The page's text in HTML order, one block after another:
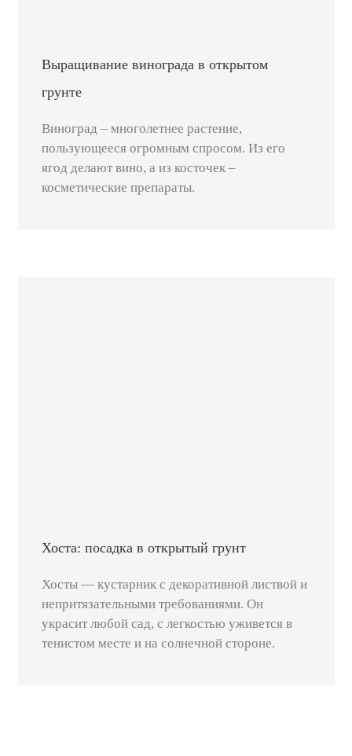
Выращивание винограда в открытом
грунте
Виноград – многолетнее растение,
пользующееся огромным спросом. Из его
ягод делают вино, а из косточек –
косметические препараты.
Хоста: посадка в открытый грунт
Хосты — кустарник с декоративной листвой и
непритязательными требованиями. Он
украсит любой сад, с легкостью уживется в
тенистом месте и на солнечной стороне.